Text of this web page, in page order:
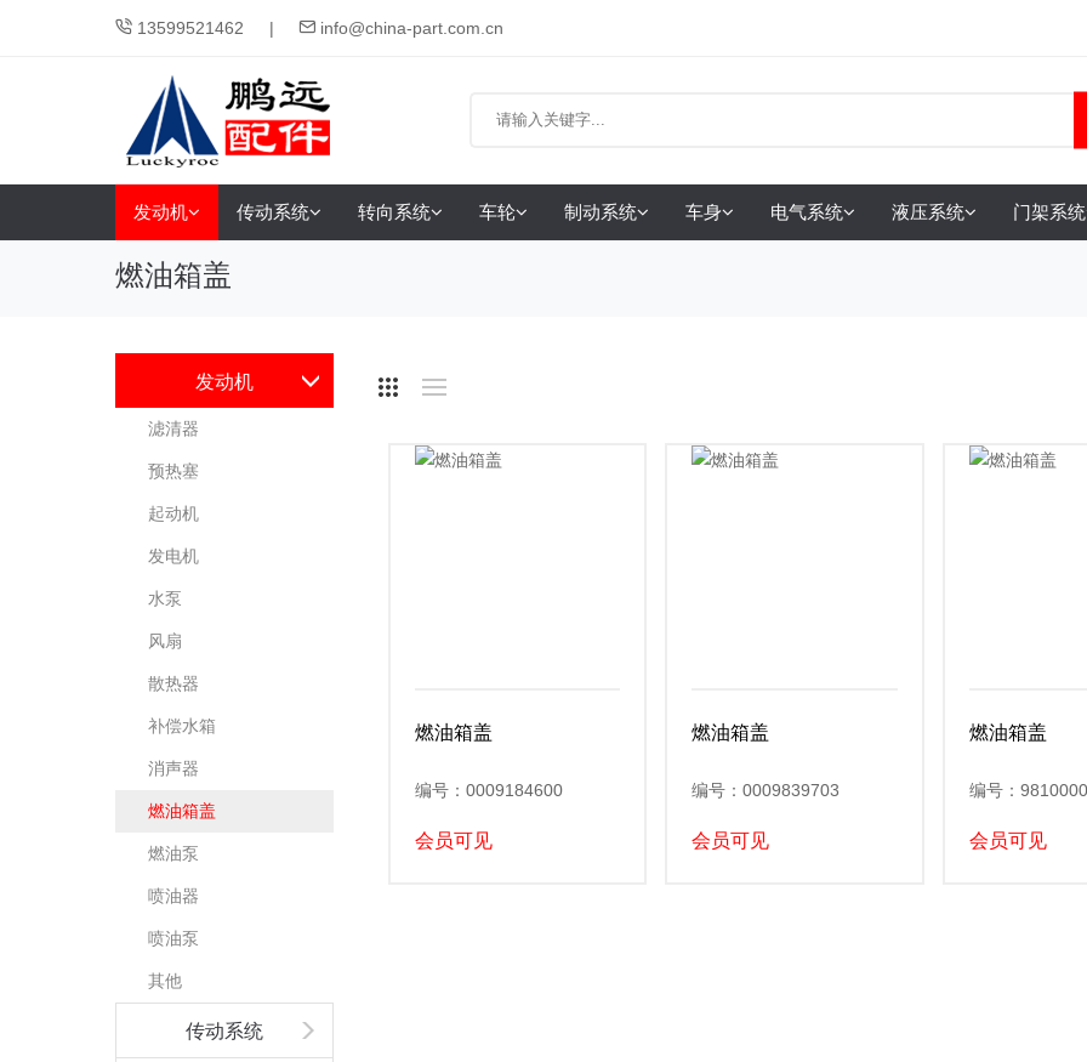
13599521462 info@china-part.com.cn
发动机 传动系统 转向系统 车轮 制动系统 车身 电气系统 液压系统 门架系统
燃油箱盖
发动机
滤清器
预热塞
起动机
发电机
水泵
风扇
散热器
补偿水箱
消声器
燃油箱盖
燃油泵
喷油器
喷油泵
其他
传动系统
燃油箱盖
编号：0009184600
会员可见
燃油箱盖
编号：0009839703
会员可见
燃油箱盖
编号：
会员可见